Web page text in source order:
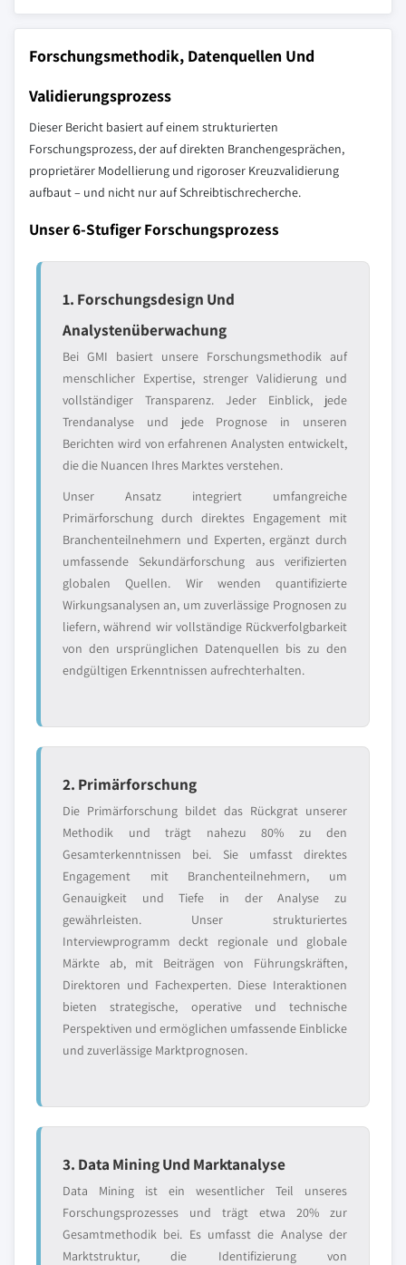
Forschungsmethodik, Datenquellen Und
Validierungsprozess
Dieser Bericht basiert auf einem strukturierten
Forschungsprozess, der auf direkten Branchengesprächen,
proprietärer Modellierung und rigoroser Kreuzvalidierung
aufbaut – und nicht nur auf Schreibtischrecherche.
Unser 6-Stufiger Forschungsprozess
1. Forschungsdesign Und
Analystenüberwachung
Bei GMI basiert unsere Forschungsmethodik auf
menschlicher Expertise, strenger Validierung und
vollständiger Transparenz. Jeder Einblick, jede
Trendanalyse und jede Prognose in unseren
Berichten wird von erfahrenen Analysten entwickelt,
die die Nuancen Ihres Marktes verstehen.
Unser Ansatz integriert umfangreiche
Primärforschung durch direktes Engagement mit
Branchenteilnehmern und Experten, ergänzt durch
umfassende Sekundärforschung aus verifizierten
globalen Quellen. Wir wenden quantifizierte
Wirkungsanalysen an, um zuverlässige Prognosen zu
liefern, während wir vollständige Rückverfolgbarkeit
von den ursprünglichen Datenquellen bis zu den
endgültigen Erkenntnissen aufrechterhalten.
2. Primärforschung
Die Primärforschung bildet das Rückgrat unserer
Methodik und trägt nahezu 80% zu den
Gesamterkenntnissen bei. Sie umfasst direktes
Engagement mit Branchenteilnehmern, um
Genauigkeit und Tiefe in der Analyse zu
gewährleisten. Unser strukturiertes
Interviewprogramm deckt regionale und globale
Märkte ab, mit Beiträgen von Führungskräften,
Direktoren und Fachexperten. Diese Interaktionen
bieten strategische, operative und technische
Perspektiven und ermöglichen umfassende Einblicke
und zuverlässige Marktprognosen.
3. Data Mining Und Marktanalyse
Data Mining ist ein wesentlicher Teil unseres
Forschungsprozesses und trägt etwa 20% zur
Gesamtmethodik bei. Es umfasst die Analyse der
Marktstruktur, die Identifizierung von